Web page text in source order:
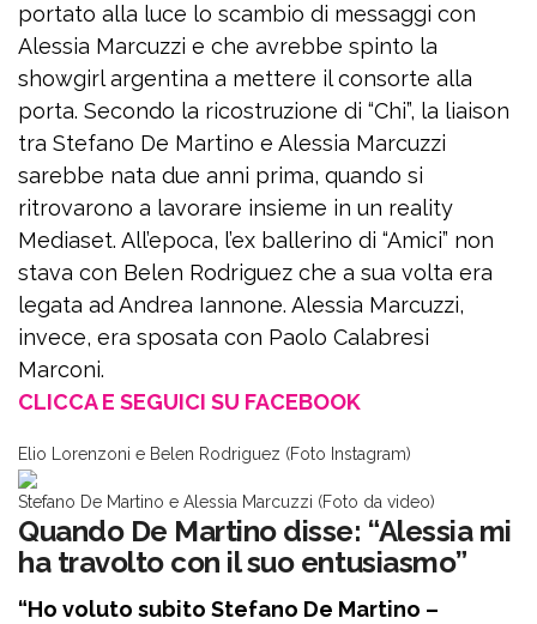
portato alla luce lo scambio di messaggi con
Alessia Marcuzzi e che avrebbe spinto la
showgirl argentina a mettere il consorte alla
porta. Secondo la ricostruzione di “Chi”, la liaison
tra Stefano De Martino e Alessia Marcuzzi
sarebbe nata due anni prima, quando si
ritrovarono a lavorare insieme in un reality
Mediaset. All’epoca, l’ex ballerino di “Amici” non
stava con Belen Rodriguez che a sua volta era
legata ad Andrea Iannone. Alessia Marcuzzi,
invece, era sposata con Paolo Calabresi
Marconi.
CLICCA E SEGUICI SU FACEBOOK
Elio Lorenzoni e Belen Rodriguez (Foto Instagram)
Stefano De Martino e Alessia Marcuzzi (Foto da video)
Quando De Martino disse: “Alessia mi
ha travolto con il suo entusiasmo”
“Ho voluto subito Stefano De Martino –